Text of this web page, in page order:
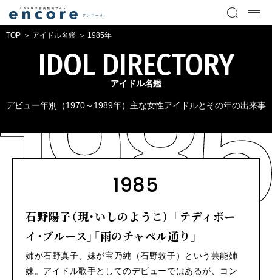
TOP アイドル名鑑 1985年
IDOL DIRECTORY
アイドル名鑑
デビュー年別（1970～1989年）主な女性アイドルとその年の出来事
1985
石野陽子（現・いしのようこ） 「テディボー
イ・ブルース」「雨のチャペル通り」
姉が石野真子、妹が宝乃純（石野敦子）という芸能姉
妹。アイドル歌手としてのデビューではあるが、コン